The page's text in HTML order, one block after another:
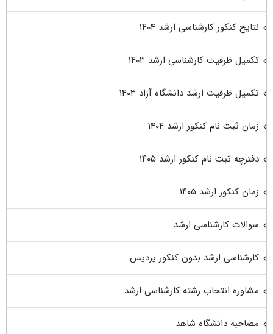
نتایج کنکور کارشناسی ارشد ۱۴۰۴
تکمیل ظرفیت کارشناسی ارشد ۱۴۰۳
تکمیل ظرفیت ارشد دانشگاه آزاد ۱۴۰۳
زمان ثبت نام کنکور ارشد ۱۴۰۴
دفترچه ثبت نام کنکور ارشد ۱۴۰۵
زمان کنکور ارشد ۱۴۰۵
سوالات کارشناسی ارشد
کارشناسی ارشد بدون کنکور پردیس
مشاوره انتخاب رشته کارشناسی ارشد
مصاحبه دانشگاه شاهد